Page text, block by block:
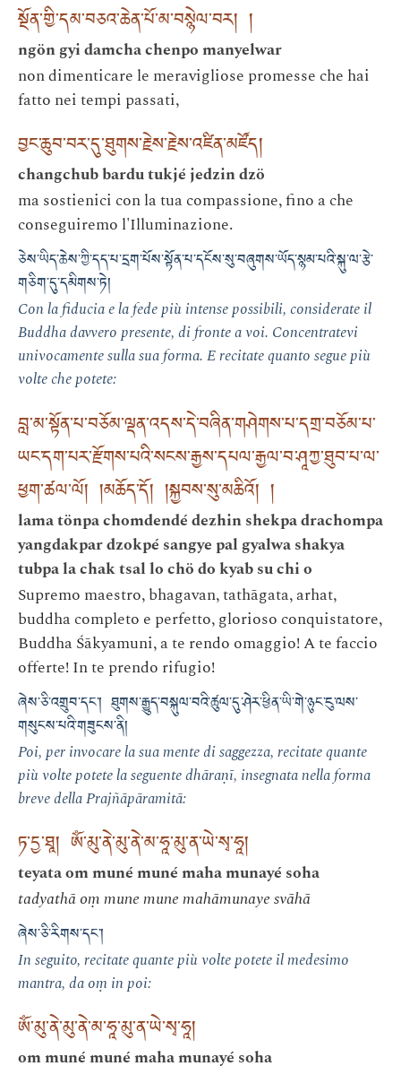
སྔོན་གྱི་དམ་བཅའ་ཆེན་པོ་མ་བསྙེལ་བར། །
ngön gyi damcha chenpo manyelwar
non dimenticare le meravigliose promesse che hai
fatto nei tempi passati,
བྱང་ཆུབ་བར་དུ་ཐུགས་རྗེས་རྗེས་འཛིན་མཛོད།
changchub bardu tukjé jedzin dzö
ma sostienici con la tua compassione, fino a che
conseguiremo l'Illuminazione.
ཅེས་ཡིད་ཆེས་ཀྱི་དད་པ་དྲག་པོས་སྟོན་པ་དངོས་སུ་བཞུགས་ཡོད་སྙམ་པའི་སྐུ་ལ་རྩེ་
གཅིག་དུ་དམིགས་ཏེ།
Con la fiducia e la fede più intense possibili, considerate il
Buddha davvero presente, di fronte a voi. Concentratevi
univocamente sulla sua forma. E recitate quanto segue più
volte che potete:
བླ་མ་སྟོན་པ་བཅོམ་ལྡན་འདས་དེ་བཞིན་གཤེགས་པ་དགྲ་བཅོམ་པ་
ཡང་དག་པར་རྫོགས་པའི་སངས་རྒྱས་དཔལ་རྒྱལ་བ་ཤཱཀྱ་ཐུབ་པ་ལ་
ཕྱག་ཚལ་ལོ། །མཆོད་དོ། །སྐྱབས་སུ་མཆིའོ། །
lama tönpa chomdendé dezhin shekpa drachompa
yangdakpar dzokpé sangye pal gyalwa shakya
tubpa la chak tsal lo chö do kyab su chi o
Supremo maestro, bhagavan, tathāgata, arhat,
buddha completo e perfetto, glorioso conquistatore,
Buddha Śākyamuni, a te rendo omaggio! A te faccio
offerte! In te prendo rifugio!
ཞེས་ཅི་འགྲུབ་དང་། ཐུགས་རྒྱུད་བསྐུལ་བའི་ཚུལ་དུ་ཤེར་ཕྱིན་ཡི་གེ་ཉུང་ངུ་ལས་
གསུངས་པའི་གཟུངས་ནི།
Poi, per invocare la sua mente di saggezza, recitate quante
più volte potete la seguente dhāraṇī, insegnata nella forma
breve della Prajñāpāramitā:
ཏ་དྱ་ཐཱ། ཨོཾ་མུ་ནེ་མུ་ནེ་མ་ཧཱ་མུ་ན་ཡེ་སྭ་ཧཱ།
teyata om muné muné maha munayé soha
tadyathā oṃ mune mune mahāmunaye svāhā
ཞེས་ཅི་རིགས་དང་།
In seguito, recitate quante più volte potete il medesimo
mantra, da oṃ in poi:
ཨོཾ་མུ་ནེ་མུ་ནེ་མ་ཧཱ་མུ་ན་ཡེ་སྭ་ཧཱ།
om muné muné maha munayé soha